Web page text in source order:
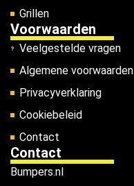
Grillen
Voorwaarden
Veelgestelde vragen
Algemene voorwaarden
Privacyverklaring
Cookiebeleid
Contact
Contact
Bumpers.nl